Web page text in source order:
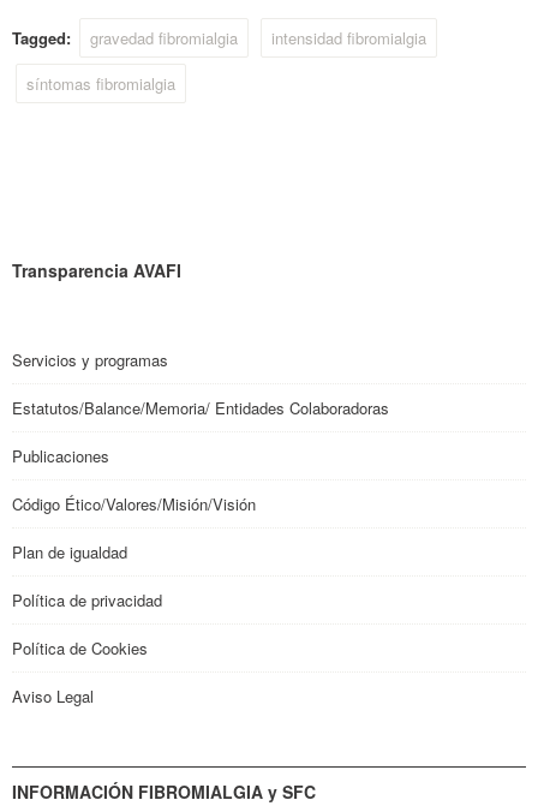
Tagged: gravedad fibromialgia
intensidad fibromialgia
síntomas fibromialgia
Transparencia AVAFI
Servicios y programas
Estatutos/Balance/Memoria/ Entidades Colaboradoras
Publicaciones
Código Ético/Valores/Misión/Visión
Plan de igualdad
Política de privacidad
Política de Cookies
Aviso Legal
INFORMACIÓN FIBROMIALGIA y SFC